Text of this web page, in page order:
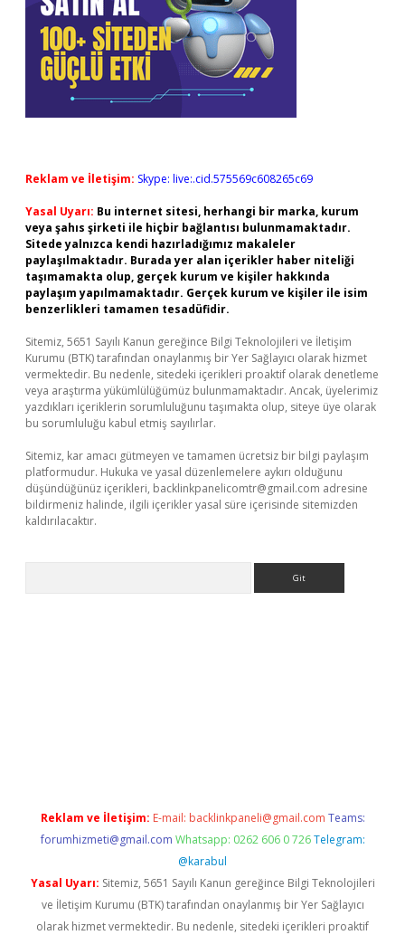
Reklam ve İletişim: Skype: live:.cid.575569c608265c69
Yasal Uyarı: Bu internet sitesi, herhangi bir marka, kurum
veya şahıs şirketi ile hiçbir bağlantısı bulunmamaktadır.
Sitede yalnızca kendi hazırladığımız makaleler
paylaşılmaktadır. Burada yer alan içerikler haber niteliği
taşımamakta olup, gerçek kurum ve kişiler hakkında
paylaşım yapılmamaktadır. Gerçek kurum ve kişiler ile isim
benzerlikleri tamamen tesadüfidir.
Sitemiz, 5651 Sayılı Kanun gereğince Bilgi Teknolojileri ve İletişim
Kurumu (BTK) tarafından onaylanmış bir Yer Sağlayıcı olarak hizmet
vermektedir. Bu nedenle, sitedeki içerikleri proaktif olarak denetleme
veya araştırma yükümlülüğümüz bulunmamaktadır. Ancak, üyelerimiz
yazdıkları içeriklerin sorumluluğunu taşımakta olup, siteye üye olarak
bu sorumluluğu kabul etmiş sayılırlar.
Sitemiz, kar amacı gütmeyen ve tamamen ücretsiz bir bilgi paylaşım
platformudur. Hukuka ve yasal düzenlemelere aykırı olduğunu
düşündüğünüz içerikleri, backlinkpanelicomtr@gmail.com adresine
bildirmeniz halinde, ilgili içerikler yasal süre içerisinde sitemizden
kaldırılacaktır.
Reklam ve İletişim: E-mail: backlinkpaneli@gmail.com Teams:
forumhizmeti@gmail.com Whatsapp: 0262 606 0 726 Telegram:
@karabul
Yasal Uyarı: Sitemiz, 5651 Sayılı Kanun gereğince Bilgi Teknolojileri
ve İletişim Kurumu (BTK) tarafından onaylanmış bir Yer Sağlayıcı
olarak hizmet vermektedir. Bu nedenle, sitedeki içerikleri proaktif